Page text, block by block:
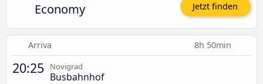
Economy Jetzt finden
Arriva 8h 50min
20:25 Novigrad
Busbahnhof